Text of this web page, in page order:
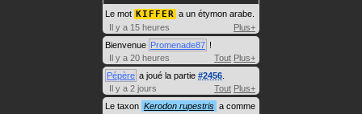
Le mot KIFFER a un étymon arabe.
Il y a 15 heures
Plus+
Bienvenue Promenade87 !
Il y a 20 heures
Tout Plus+
Pépère a joué la partie #2456
Il y a 2 jours
Tout Plus+
Le taxon Kerodon rupestris a comme